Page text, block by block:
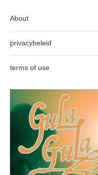
About
privacybeleid
terms of use